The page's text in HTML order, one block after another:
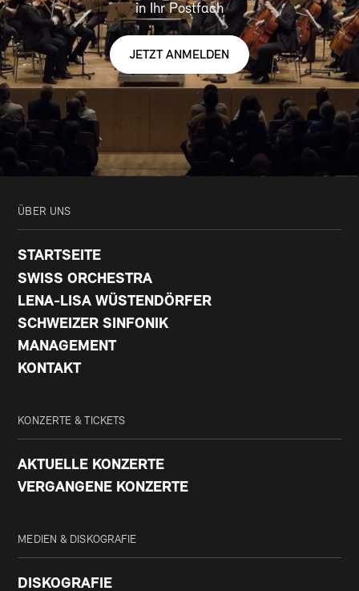
in Ihr Postfach
JETZT ANMELDEN
ÜBER UNS
STARTSEITE
SWISS ORCHESTRA
LENA-LISA WÜSTENDÖRFER
SCHWEIZER SINFONIK
MANAGEMENT
KONTAKT
KONZERTE & TICKETS
AKTUELLE KONZERTE
VERGANGENE KONZERTE
MEDIEN & DISKOGRAFIE
DISKOGRAFIE